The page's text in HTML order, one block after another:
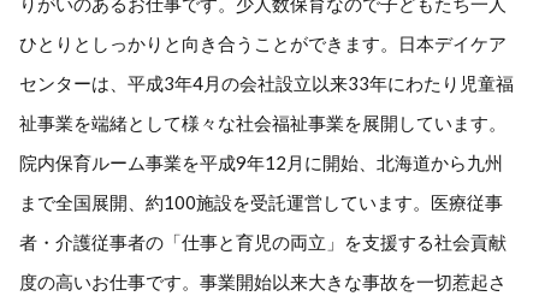
ひとりとしっかりと向き合うことができます。日本デイケア
センターは、平成3年4月の会社設立以来33年にわたり児童福
祉事業を端緒として様々な社会福祉事業を展開しています。
院内保育ルーム事業を平成9年12月に開始、北海道から九州
まで全国展開、約100施設を受託運営しています。医療従事
者・介護従事者の「仕事と育児の両立」を支援する社会貢献
度の高いお仕事です。事業開始以来大きな事故を一切惹起さ